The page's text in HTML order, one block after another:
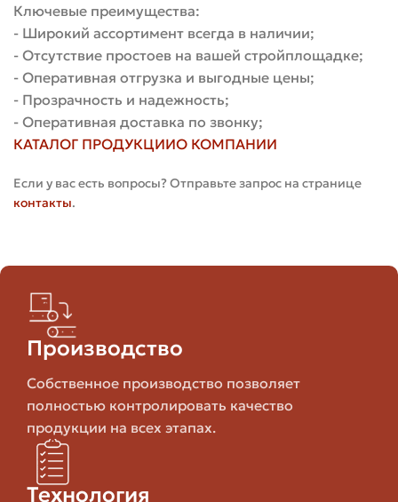
уже существующую кладку. Ниже — упрощённая
таблица с типичными габаритами и примерным
количеством кирпичей на 1 м² кладки при наличии
швов примерно 10 мм.
Марка
(примерно)
Площадь
Кирпича
На 1 М²
250 × 120 ×
Полуторный
88
Двойной
140
0.039
Эти расчёты ориентировочные и зависят от толщины
Ключевые преимущества:
- Широкий ассортимент всегда в наличии;
- Отсутствие простоев на вашей стройплощадке;
- Оперативная отгрузка и выгодные цены;
- Прозрачность и надежность;
- Оперативная доставка по звонку;
КАТАЛОГ ПРОДУКЦИИО КОМПАНИИ
Если у вас есть вопросы? Отправьте запрос на странице
контакты.
Производство
Собственное производство позволяет
полностью контролировать качество
продукции на всех этапах.
Технология